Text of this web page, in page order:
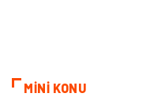
MİNİ KONU